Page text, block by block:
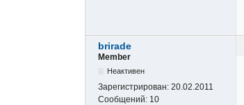
brirade
Member
Неактивен
Зарегистрирован: 20.02.2011
Сообщений: 10